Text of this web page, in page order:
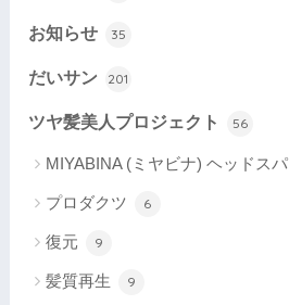
お知らせ 35
だいサン 201
ツヤ髪美人プロジェクト 56
MIYABINA (ミヤビナ) ヘッドスパ
プロダクツ 6
復元 9
髪質再生 9